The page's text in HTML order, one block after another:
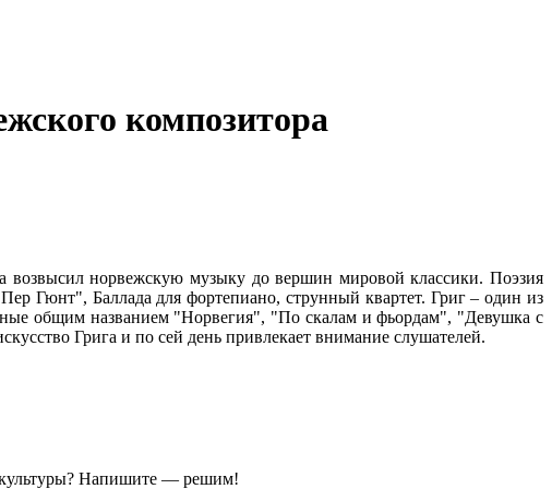
композитора
возвысил норвежскую музыку до вершин мировой классики. Поэзия
Гюнт", Баллада для фортепиано, струнный квартет. Григ – один из
общим названием "Норвегия", "По скалам и фьордам", "Девушка с
Грига и по сей день привлекает внимание слушателей.
Напишите — решим!